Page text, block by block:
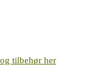
tilbehør her